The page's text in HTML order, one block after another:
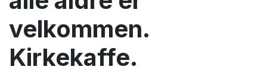
velkommen.
Kirkekaffe.